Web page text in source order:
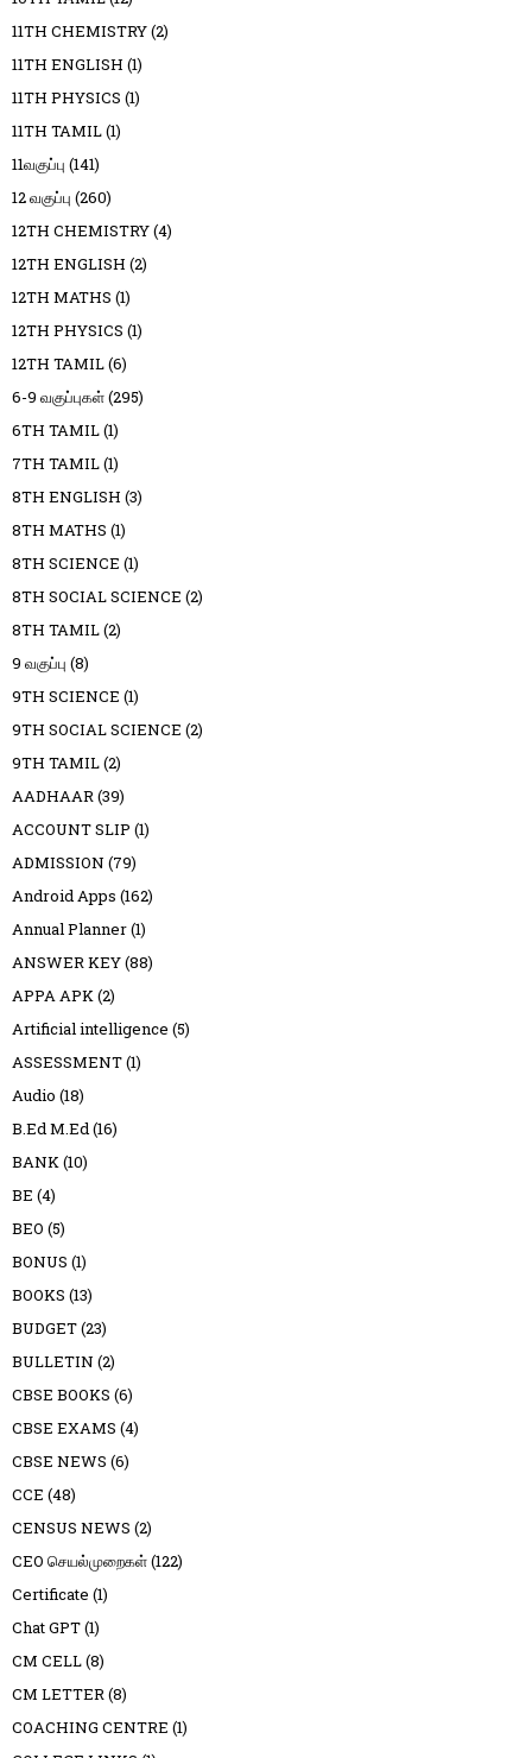
11TH CHEMISTRY(2)
11TH ENGLISH (1)
11TH PHYSICS (1)
11TH TAMIL(1)
11வகுப்பு (141)
12 வகுப்பு (260)
12TH CHEMISTRY(4)
12TH ENGLISH (2)
12TH MATHS (1)
12TH PHYSICS (1)
12TH TAMIL(6)
6-9 வகுப்புகள்(295)
6TH TAMIL(1)
7TH TAMIL(1)
8TH ENGLISH (3)
8TH MATHS (1)
8TH SCIENCE (1)
8TH SOCIAL SCIENCE (2)
8TH TAMIL(2)
9 வகுப்பு (8)
9TH SCIENCE (1)
9TH SOCIAL SCIENCE (2)
9TH TAMIL(2)
AADHAAR(39)
ACCOUNT SLIP (1)
ADMISSION (79)
Android Apps (162)
Annual Planner(1)
ANSWER KEY(88)
APPA APK(2)
Artificial intelligence (5)
ASSESSMENT(1)
Audio (18)
B.Ed M.Ed(16)
BANK(10)
BE (4)
BEO (5)
BONUS (1)
BOOKS (13)
BUDGET(23)
BULLETIN (2)
CBSE BOOKS (6)
CBSE EXAMS (4)
CBSE NEWS (6)
CCE (48)
CENSUS NEWS (2)
CEO செயல்முறைகள்(122)
Certificate (1)
Chat GPT(1)
CM CELL(8)
CM LETTER(8)
COACHING CENTRE (1)